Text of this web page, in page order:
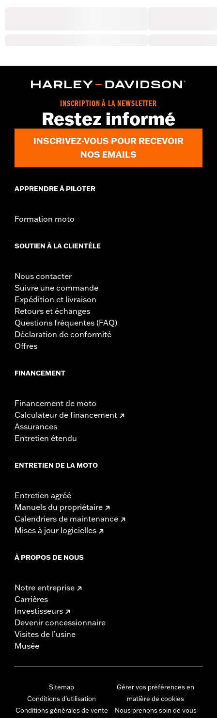
INSCRIPTION À LA NEWSLETTER
Restez informé
INSCRIVEZ-VOUS POUR RECEVOIR
NOS EMAILS
APPRENDRE À PILOTER
Formation moto
SOUTIEN À LA CLIENTÈLE
Nous contacter
Suivre une commande
Expédition et livraison
Retours et échanges
Questions fréquentes (FAQ)
Déclaration de conformité
Offres
FINANCEMENT
Financement de moto
Calculateur de financement
Assurances
Entretien étendu
ENTRETIEN DE LA MOTO
Entretien agréé
Manuels du propriétaire
Calendriers de maintenance
Mises à jour logicielles
À PROPOS DE NOUS
Notre entreprise
Carrières
Investisseurs
Devenir concessionnaire
Visites de l’usine
Musée
Sitemap
Conditions d'utilisation
Conditions générales de vente
Gérer vos préférences en
matière de cookies
Nous prenons soin de vous